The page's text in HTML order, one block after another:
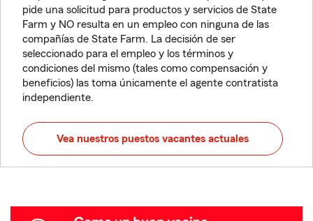
pide una solicitud para productos y servicios de State
Farm y NO resulta en un empleo con ninguna de las
compañías de State Farm. La decisión de ser
seleccionado para el empleo y los términos y
condiciones del mismo (tales como compensación y
beneficios) las toma únicamente el agente contratista
independiente.
Vea nuestros puestos vacantes actuales